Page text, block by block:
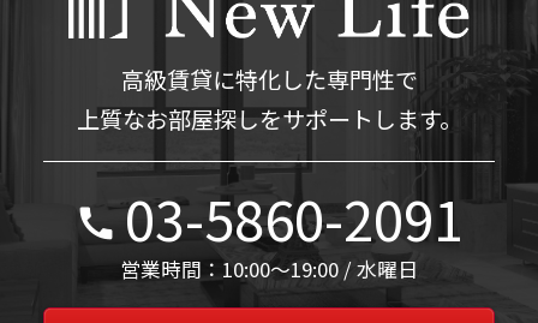
高級賃貸に特化した専門性で
上質なお部屋探しをサポートします。
03-5860-2091
営業時間：10:00～19:00 / 水曜日